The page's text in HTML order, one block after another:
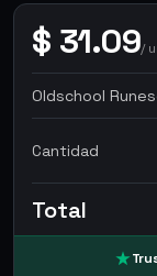
$ 31.09/
Oldschool
Cantidad
Total